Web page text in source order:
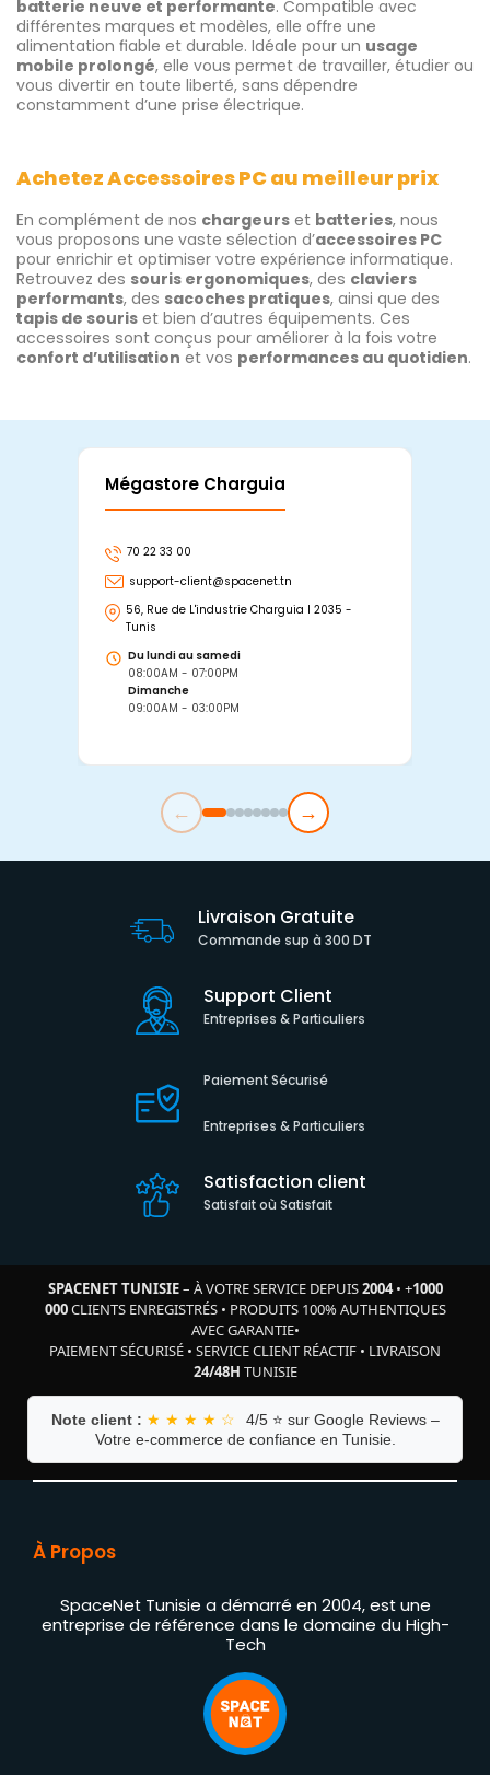
batterie neuve et performante. Compatible avec
différentes marques et modèles, elle offre une
alimentation fiable et durable. Idéale pour un usage
mobile prolongé, elle vous permet de travailler, étudier ou
vous divertir en toute liberté, sans dépendre
constamment d’une prise électrique.
Achetez Accessoires PC au meilleur prix
En complément de nos chargeurs et batteries, nous
vous proposons une vaste sélection d’accessoires PC
pour enrichir et optimiser votre expérience informatique.
Retrouvez des souris ergonomiques, des claviers
performants, des sacoches pratiques, ainsi que des
tapis de souris et bien d’autres équipements. Ces
accessoires sont conçus pour améliorer à la fois votre
confort d’utilisation et vos performances au quotidien.
Mégastore Charguia
70 22 33 00
support-client@spacenet.tn
56, Rue de L'industrie Charguia I 2035 -
Tunis
Du lundi au samedi
08:00AM - 07:00PM
Dimanche
09:00AM - 03:00PM
← →
Livraison Gratuite
Commande sup à 300 DT
Support Client
Entreprises & Particuliers
Paiement Sécurisé
Entreprises & Particuliers
Satisfaction client
Satisfait où Satisfait
SPACENET TUNISIE– À VOTRE SERVICE DEPUIS2004• +1000
000CLIENTS ENREGISTRÉS• PRODUITS 100% AUTHENTIQUES
AVEC GARANTIE•
PAIEMENT SÉCURISÉ • SERVICE CLIENT RÉACTIF • LIVRAISON
24/48H TUNISIE
Note client : ★ ★ ★ ★ ☆
4/5 ⭐ sur Google Reviews –
Votre e-commerce de confiance en Tunisie.
À Propos
SpaceNet Tunisie a démarré en 2004, est une
entreprise de référence dans le domaine du High-
Tech